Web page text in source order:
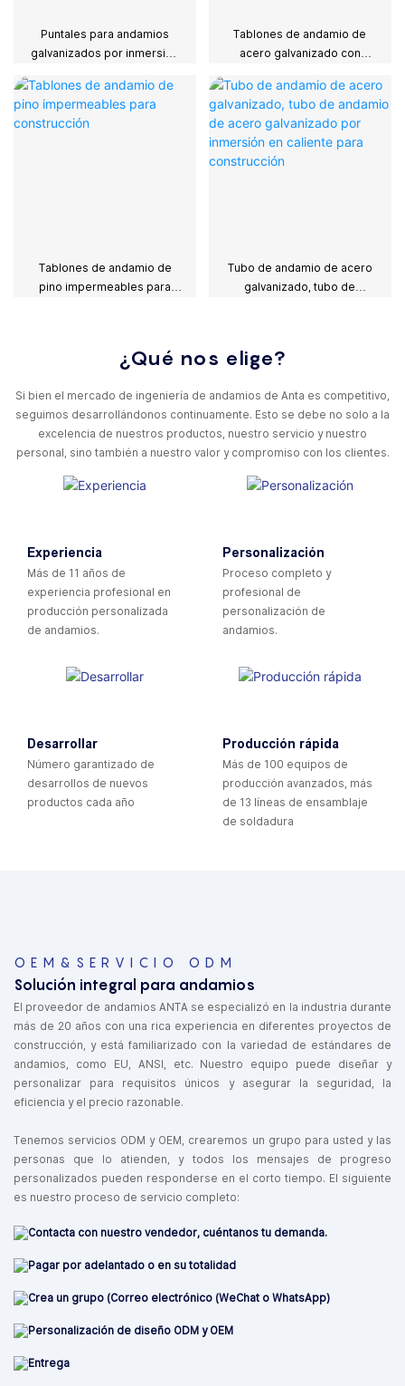
Puntales para andamios
galvanizados por inmersión
Tablones de andamio de
acero galvanizado con
Tablones de andamio de
pino impermeables para
Tubo de andamio de acero
galvanizado, tubo de
construcción
¿Qué nos elige?
Si bien el mercado de ingeniería de andamios de Anta es competitivo,
seguimos desarrollándonos continuamente. Esto se debe no solo a la
excelencia de nuestros productos, nuestro servicio y nuestro
personal, sino también a nuestro valor y compromiso con los clientes.
Experiencia
Más de 11 años de
experiencia profesional en
producción personalizada
de andamios.
Personalización
Proceso completo y
profesional de
personalización de
andamios.
Desarrollar
Número garantizado de
desarrollos de nuevos
productos cada año
Producción rápida
Más de 100 equipos de
producción avanzados, más
de 13 líneas de ensamblaje
de soldadura
OEM&SERVICIO ODM
Solución integral para andamios
El proveedor de andamios ANTA se especializó en la industria durante
más de 20 años con una rica experiencia en diferentes proyectos de
construcción, y está familiarizado con la variedad de estándares de
andamios, como EU, ANSI, etc. Nuestro equipo puede diseñar y
personalizar para requisitos únicos y asegurar la seguridad, la
eficiencia y el precio razonable.
Tenemos servicios ODM y OEM, crearemos un grupo para usted y las
personas que lo atienden, y todos los mensajes de progreso
personalizados pueden responderse en el corto tiempo. El siguiente
es nuestro proceso de servicio completo:
Contacta con nuestro vendedor, cuéntanos tu demanda.
Pagar por adelantado o en su totalidad
Crea un grupo (Correo electrónico (WeChat o WhatsApp)
Personalización de diseño ODM y OEM
Entrega